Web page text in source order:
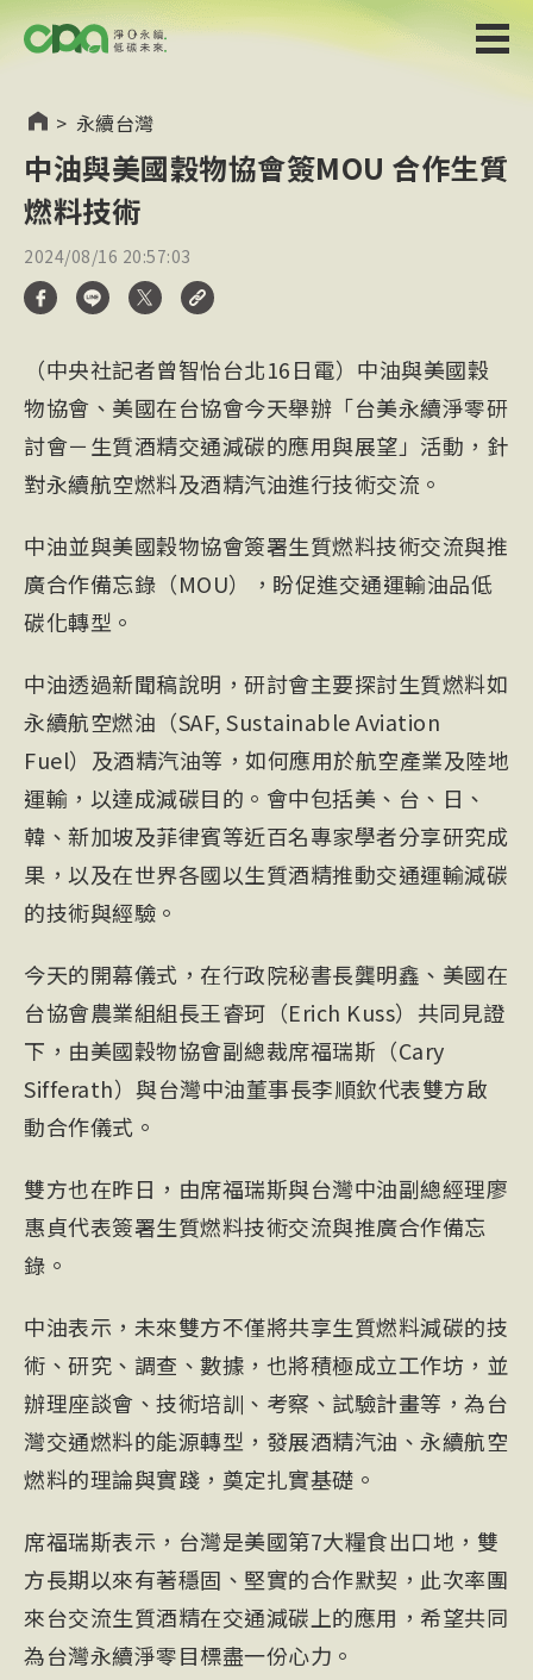
> 永續台灣
中油與美國穀物協會簽MOU 合作生質
燃料技術
2024/08/16 20:57:03
（中央社記者曾智怡台北16日電）中油與美國穀
物協會、美國在台協會今天舉辦「台美永續淨零研
討會－生質酒精交通減碳的應用與展望」活動，針
對永續航空燃料及酒精汽油進行技術交流。
中油並與美國穀物協會簽署生質燃料技術交流與推
廣合作備忘錄（MOU），盼促進交通運輸油品低
碳化轉型。
中油透過新聞稿說明，研討會主要探討生質燃料如
永續航空燃油（SAF, Sustainable Aviation
Fuel）及酒精汽油等，如何應用於航空產業及陸地
運輸，以達成減碳目的。會中包括美、台、日、
韓、新加坡及菲律賓等近百名專家學者分享研究成
果，以及在世界各國以生質酒精推動交通運輸減碳
的技術與經驗。
今天的開幕儀式，在行政院秘書長龔明鑫、美國在
台協會農業組組長王睿珂（Erich Kuss）共同見證
下，由美國穀物協會副總裁席福瑞斯（Cary
Sifferath）與台灣中油董事長李順欽代表雙方啟
動合作儀式。
雙方也在昨日，由席福瑞斯與台灣中油副總經理廖
惠貞代表簽署生質燃料技術交流與推廣合作備忘
錄。
中油表示，未來雙方不僅將共享生質燃料減碳的技
術、研究、調查、數據，也將積極成立工作坊，並
辦理座談會、技術培訓、考察、試驗計畫等，為台
灣交通燃料的能源轉型，發展酒精汽油、永續航空
燃料的理論與實踐，奠定扎實基礎。
席福瑞斯表示，台灣是美國第7大糧食出口地，雙
方長期以來有著穩固、堅實的合作默契，此次率團
來台交流生質酒精在交通減碳上的應用，希望共同
為台灣永續淨零目標盡一份心力。